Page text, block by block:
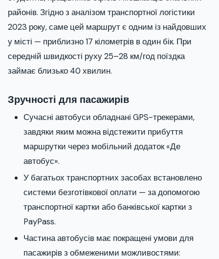
районів. Згідно з аналізом транспортної логістики
2023 року, саме цей маршрут є одним із найдовших
у місті — приблизно 17 кілометрів в один бік. При
середній швидкості руху 25–28 км/год поїздка
займає близько 40 хвилин.
Зручності для пасажирів
Сучасні автобуси обладнані GPS-трекерами,
завдяки яким можна відстежити прибуття
маршрутки через мобільний додаток «Де
автобус».
У багатьох транспортних засобах встановлено
системи безготівкової оплати — за допомогою
транспортної картки або банківської картки з
PayPass.
Частина автобусів має покращені умови для
пасажирів з обмеженими можливостями: